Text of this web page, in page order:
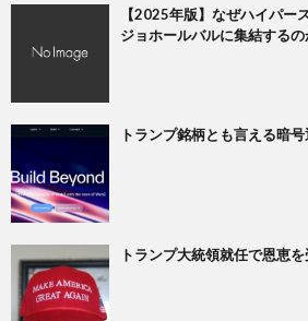
【2025年版】なぜハイパー
ジョホールバルに集結するの
トランプ銘柄とも言える暗
トランプ大統領就任で恩恵